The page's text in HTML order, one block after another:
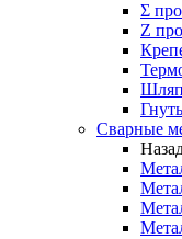
Σ
Z
Сварные